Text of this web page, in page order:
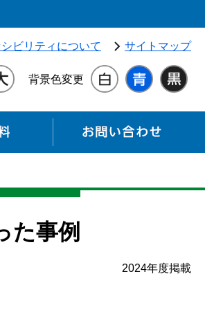
ビリティについて サイトマップ
背景色変更
各種資料
た事例
2024年度掲載